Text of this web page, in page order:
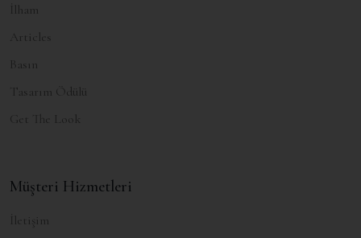
İlham
Articles
Basın
Tasarım Ödülü
Get The Look
Müşteri Hizmetleri
İletişim